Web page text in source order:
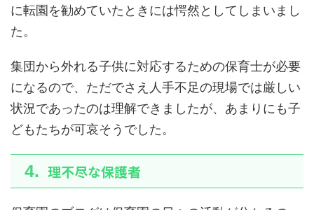
に転園を勧めていたときには愕然としてしまいまし
た。
集団から外れる子供に対応するための保育士が必要
になるので、ただでさえ人手不足の現場では厳しい
状況であったのは理解できましたが、あまりにも子
どもたちが可哀そうでした。
理不尽な保護者